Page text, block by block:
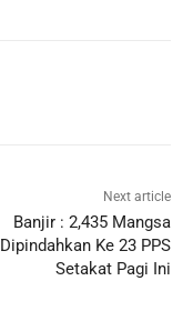
Next article
Banjir : 2,435 Mangsa
Dipindahkan Ke 23 PPS
Setakat Pagi Ini